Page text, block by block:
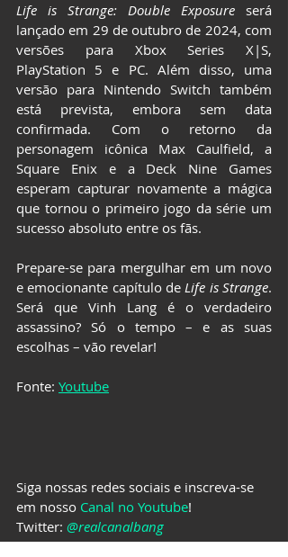
Life is Strange: Double Exposure será
lançado em 29 de outubro de 2024, com
versões para Xbox Series X|S,
PlayStation 5 e PC. Além disso, uma
versão para Nintendo Switch também
está prevista, embora sem data
confirmada. Com o retorno da
personagem icônica Max Caulfield, a
Square Enix e a Deck Nine Games
esperam capturar novamente a mágica
que tornou o primeiro jogo da série um
sucesso absoluto entre os fãs.
Prepare-se para mergulhar em um novo
e emocionante capítulo de Life is Strange.
Será que Vinh Lang é o verdadeiro
assassino? Só o tempo – e as suas
escolhas – vão revelar!
Fonte: Youtube
Siga nossas redes sociais e inscreva-se
em nosso Canal no Youtube!
Twitter: @realcanalbang
Instagram: @canalbangoriginal